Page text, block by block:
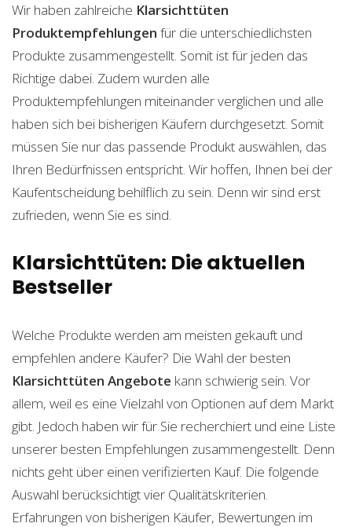
Wir haben zahlreiche Klarsichttüten
Produktempfehlungen für die unterschiedlichsten
Produkte zusammengestellt. Somit ist für jeden das
Richtige dabei. Zudem wurden alle
Produktempfehlungen miteinander verglichen und alle
haben sich bei bisherigen Käufern durchgesetzt. Somit
müssen Sie nur das passende Produkt auswählen, das
Ihren Bedürfnissen entspricht. Wir hoffen, Ihnen bei der
Kaufentscheidung behilflich zu sein. Denn wir sind erst
zufrieden, wenn Sie es sind.
Klarsichttüten: Die aktuellen
Bestseller
Welche Produkte werden am meisten gekauft und
empfehlen andere Käufer? Die Wahl der besten
Klarsichttüten Angebote kann schwierig sein. Vor
allem, weil es eine Vielzahl von Optionen auf dem Markt
gibt. Jedoch haben wir für Sie recherchiert und eine Liste
unserer besten Empfehlungen zusammengestellt. Denn
nichts geht über einen verifizierten Kauf. Die folgende
Auswahl berücksichtigt vier Qualitätskriterien.
Erfahrungen von bisherigen Käufer, Bewertungen im